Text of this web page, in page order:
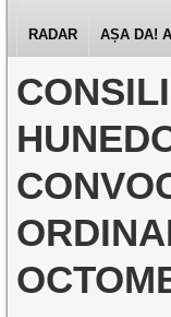
RADAR AȘA DA!